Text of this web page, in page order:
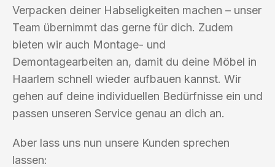
Verpacken deiner Habseligkeiten machen – unser
Team übernimmt das gerne für dich. Zudem
bieten wir auch Montage- und
Demontagearbeiten an, damit du deine Möbel in
Haarlem schnell wieder aufbauen kannst. Wir
gehen auf deine individuellen Bedürfnisse ein und
passen unseren Service genau an dich an.
Aber lass uns nun unsere Kunden sprechen
lassen: